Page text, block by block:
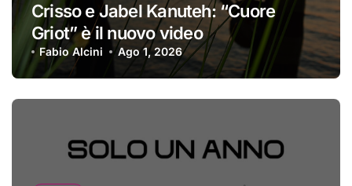
Crisso e Jabel Kanuteh: “Cuore
Griot” è il nuovo video
Fabio Alcini Ago 1, 2026